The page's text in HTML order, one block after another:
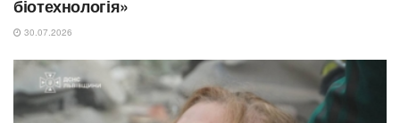
біотехнологія»
30.07.2026